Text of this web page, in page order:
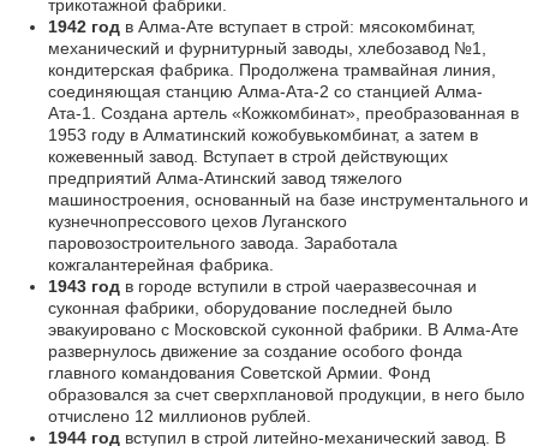
трикотажной фабрики.
1942 год в Алма-Ате вступает в строй: мясокомбинат,
механический и фурнитурный заводы, хлебозавод №1,
кондитерская фабрика. Продолжена трамвайная линия,
соединяющая станцию Алма-Ата-2 со станцией Алма-
Ата-1. Создана артель «Кожкомбинат», преобразованная в
1953 году в Алматинский кожобувькомбинат, а затем в
кожевенный завод. Вступает в строй действующих
предприятий Алма-Атинский завод тяжелого
машиностроения, основанный на базе инструментального и
кузнечнопрессового цехов Луганского
паровозостроительного завода. Заработала
кожгалантерейная фабрика.
1943 год в городе вступили в строй чаеразвесочная и
суконная фабрики, оборудование последней было
эвакуировано с Московской суконной фабрики. В Алма-Ате
развернулось движение за создание особого фонда
главного командования Советской Армии. Фонд
образовался за счет сверхплановой продукции, в него было
отчислено 12 миллионов рублей.
1944 год вступил в строй литейно-механический завод. В